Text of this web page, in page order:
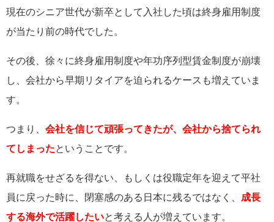
現在のシニア世代が新卒として入社した頃は終身雇用制度
が当たり前の時代でした。
その後、徐々に終身雇用制度や年功序列型賃金制度が崩壊
し、会社から早期リタイアを迫られるケースも増えていま
す。
つまり、 会社を信じて頑張ってきたが、会社から捨てられ
てしまった ということです。
再就職をせざるを得ない、もしくは役職定年を迎えて平社
員に戻った時に、閉塞感のある日本に残るではなく、
成長
する海外で活躍したいと考える人が増えています。